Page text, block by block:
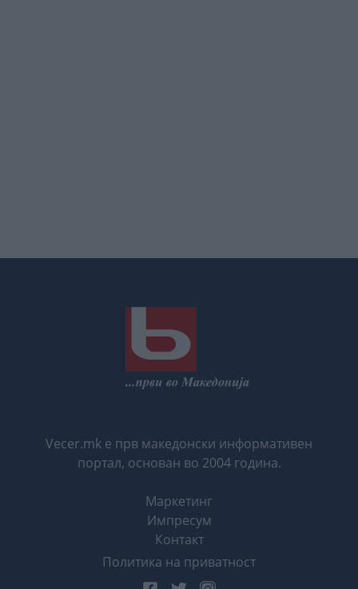
Vecer.mk е прв македонски информативен
портал, основан во 2004 година.
Маркетинг
Импресум
Контакт
Политика на приватност